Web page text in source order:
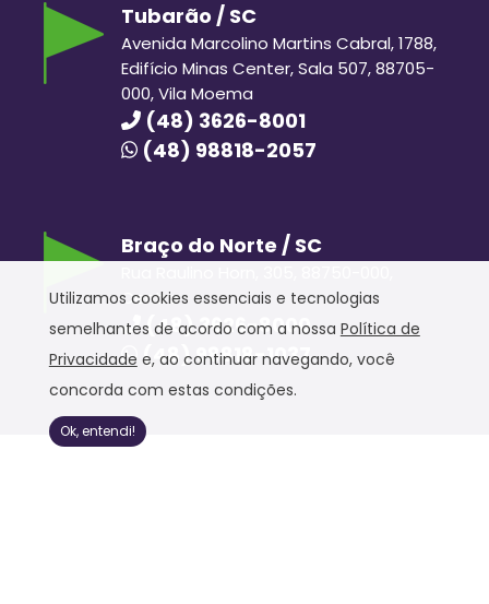
Tubarão / SC
Avenida Marcolino Martins Cabral, 1788,
Edifício Minas Center, Sala 507, 88705-
000, Vila Moema
(48) 3626-8001
(48) 98818-2057
Braço do Norte / SC
Centro
(48) 3626-8000
(48) 98818-1037
Utilizamos cookies essenciais e tecnologias
semelhantes de acordo com a nossa Política de
Privacidade e, ao continuar navegando, você
concorda com estas condições.
Ok, entendi!